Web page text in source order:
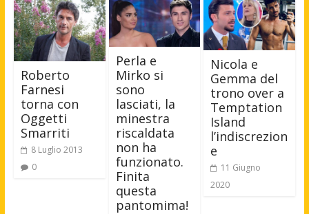
Roberto
Farnesi
torna con
Oggetti
Smarriti
8 Luglio 2013
0
Perla e
Mirko si
sono
lasciati, la
minestra
riscaldata
non ha
funzionato.
Finita
questa
pantomima!
Nicola e
Gemma del
trono over a
Temptation
Island
l’indiscrezion
e
11 Giugno
2020